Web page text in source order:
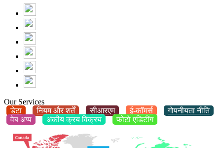
Our Services
डेटा
नियम और शर्तें सीआरएम ई-कॉमर्स
गोपनीयता नीति
वेब अप्प
अंकीय क्रय विक्रय फोटो एडिटींग